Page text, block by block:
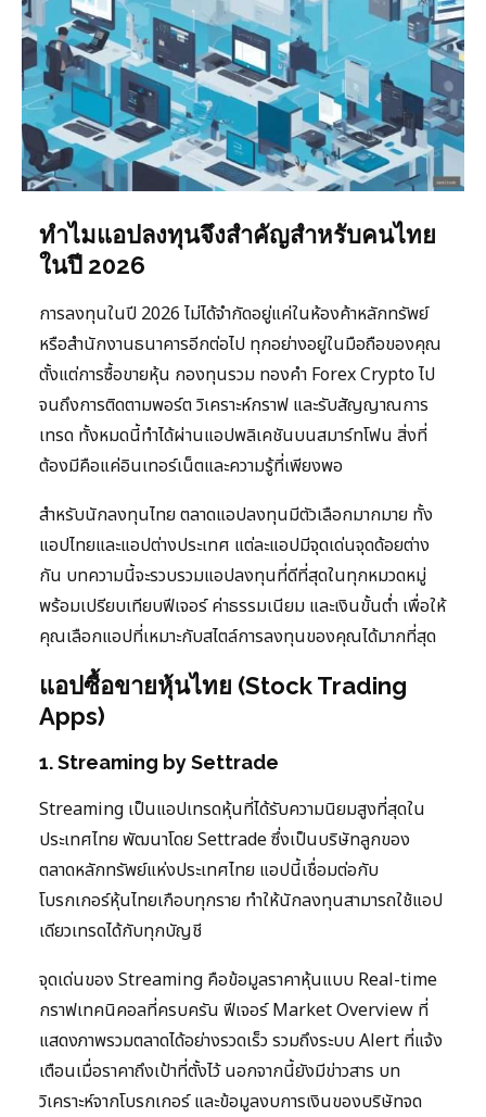
ทำไมแอปลงทุนจึงสำคัญสำหรับคนไทย
ในปี 2026
การลงทุนในปี 2026 ไม่ได้จำกัดอยู่แค่ในห้องค้าหลักทรัพย์
หรือสำนักงานธนาคารอีกต่อไป ทุกอย่างอยู่ในมือถือของคุณ
ตั้งแต่การซื้อขายหุ้น กองทุนรวม ทองคำ Forex Crypto ไป
จนถึงการติดตามพอร์ต วิเคราะห์กราฟ และรับสัญญาณการ
เทรด ทั้งหมดนี้ทำได้ผ่านแอปพลิเคชันบนสมาร์ทโฟน สิ่งที่
ต้องมีคือแค่อินเทอร์เน็ตและความรู้ที่เพียงพอ
สำหรับนักลงทุนไทย ตลาดแอปลงทุนมีตัวเลือกมากมาย ทั้ง
แอปไทยและแอปต่างประเทศ แต่ละแอปมีจุดเด่นจุดด้อยต่าง
กัน บทความนี้จะรวบรวมแอปลงทุนที่ดีที่สุดในทุกหมวดหมู่
พร้อมเปรียบเทียบฟีเจอร์ ค่าธรรมเนียม และเงินขั้นต่ำ เพื่อให้
คุณเลือกแอปที่เหมาะกับสไตล์การลงทุนของคุณได้มากที่สุด
แอปซื้อขายหุ้นไทย (Stock Trading
Apps)
1. Streaming by Settrade
Streaming เป็นแอปเทรดหุ้นที่ได้รับความนิยมสูงที่สุดใน
ประเทศไทย พัฒนาโดย Settrade ซึ่งเป็นบริษัทลูกของ
ตลาดหลักทรัพย์แห่งประเทศไทย แอปนี้เชื่อมต่อกับ
โบรกเกอร์หุ้นไทยเกือบทุกราย ทำให้นักลงทุนสามารถใช้แอป
เดียวเทรดได้กับทุกบัญชี
จุดเด่นของ Streaming คือข้อมูลราคาหุ้นแบบ Real-time
กราฟเทคนิคอลที่ครบครัน ฟีเจอร์ Market Overview ที่
แสดงภาพรวมตลาดได้อย่างรวดเร็ว รวมถึงระบบ Alert ที่แจ้ง
เตือนเมื่อราคาถึงเป้าที่ตั้งไว้ นอกจากนี้ยังมีข่าวสาร บท
วิเคราะห์จากโบรกเกอร์ และข้อมูลงบการเงินของบริษัทจด